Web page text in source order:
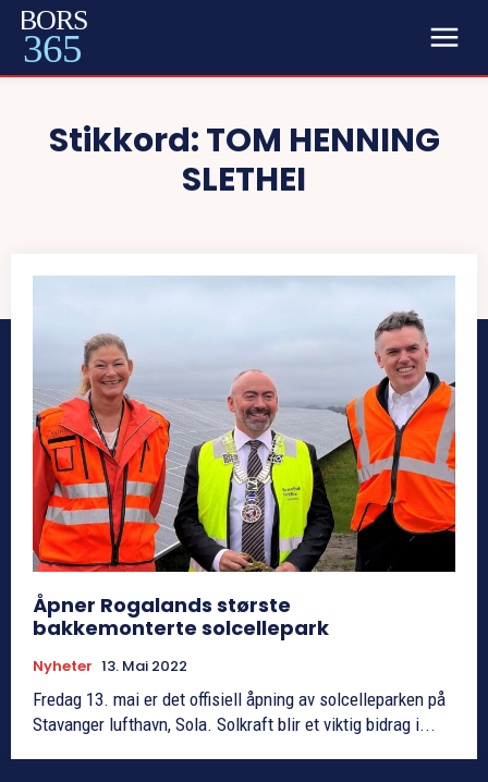
BORS
365
Stikkord:TOM HENNING
SLETHEI
Åpner Rogalands største
bakkemonterte solcellepark
Nyheter 13. Mai 2022
Fredag 13. mai er det offisiell åpning av solcelleparken på
Stavanger lufthavn, Sola. Solkraft blir et viktig bidrag i...